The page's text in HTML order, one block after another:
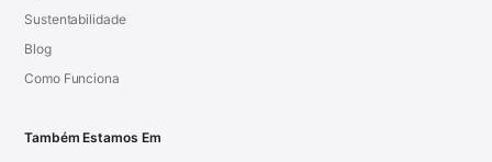
Sustentabilidade
Blog
Como Funciona
Também Estamos Em